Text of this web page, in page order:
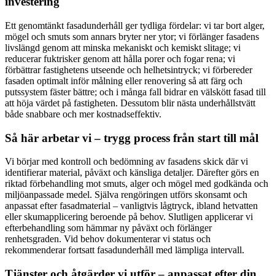
Ett genomtänkt fasadunderhåll ger tydliga fördelar: vi tar bort alger,
mögel och smuts som annars bryter ner ytor; vi förlänger fasadens
livslängd genom att minska mekaniskt och kemiskt slitage; vi
reducerar fuktrisker genom att hålla porer och fogar rena; vi
förbättrar fastighetens utseende och helhetsintryck; vi förbereder
fasaden optimalt inför målning eller renovering så att färg och
putssystem fäster bättre; och i många fall bidrar en välskött fasad till
att höja värdet på fastigheten. Dessutom blir nästa underhållstvätt
både snabbare och mer kostnadseffektiv.
Så här arbetar vi – trygg process från start till mål
Vi börjar med kontroll och bedömning av fasadens skick där vi
identifierar material, påväxt och känsliga detaljer. Därefter görs en
riktad förbehandling mot smuts, alger och mögel med godkända och
miljöanpassade medel. Själva rengöringen utförs skonsamt och
anpassat efter fasadmaterial – vanligtvis lågtryck, ibland hetvatten
eller skumapplicering beroende på behov. Slutligen applicerar vi
efterbehandling som hämmar ny påväxt och förlänger
renhetsgraden. Vid behov dokumenterar vi status och
rekommenderar fortsatt fasadunderhåll med lämpliga intervall.